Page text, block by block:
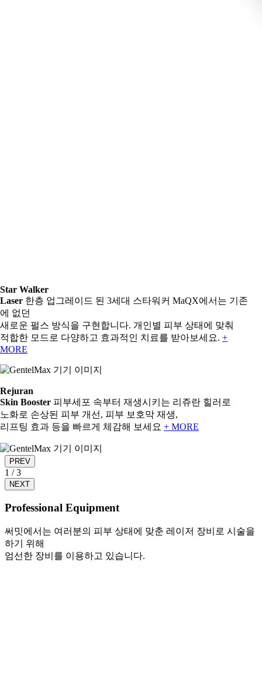
Star Walker
Laser 한층 업그레이드 된 3세대 스타워커 MaQX에서는 기존
에 없던
새로운 펄스 방식을 구현합니다. 개인별 피부 상태에 맞춰
적합한 모드로 다양하고 효과적인 치료를 받아보세요. +
MORE
Rejuran
Skin Booster 피부세포 속부터 재생시키는 리쥬란 힐러로
노화로 손상된 피부 개선, 피부 보호막 재생,
리프팅 효과 등을 빠르게 체감해 보세요 + MORE
PREV
1 /3
NEXT
Professional Equipment
써밋에서는 여러분의 피부 상태에 맞춘 레이저 장비로 시술을
하기 위해
엄선한 장비를 이용하고 있습니다.